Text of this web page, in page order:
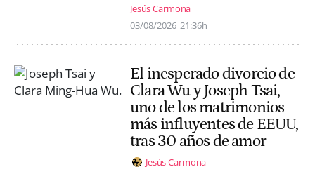
Jesús Carmona
03/08/2026 21:36h
El inesperado divorcio de
Clara Wu y Joseph Tsai,
uno de los matrimonios
más influyentes de EEUU,
tras 30 años de amor
Jesús Carmona